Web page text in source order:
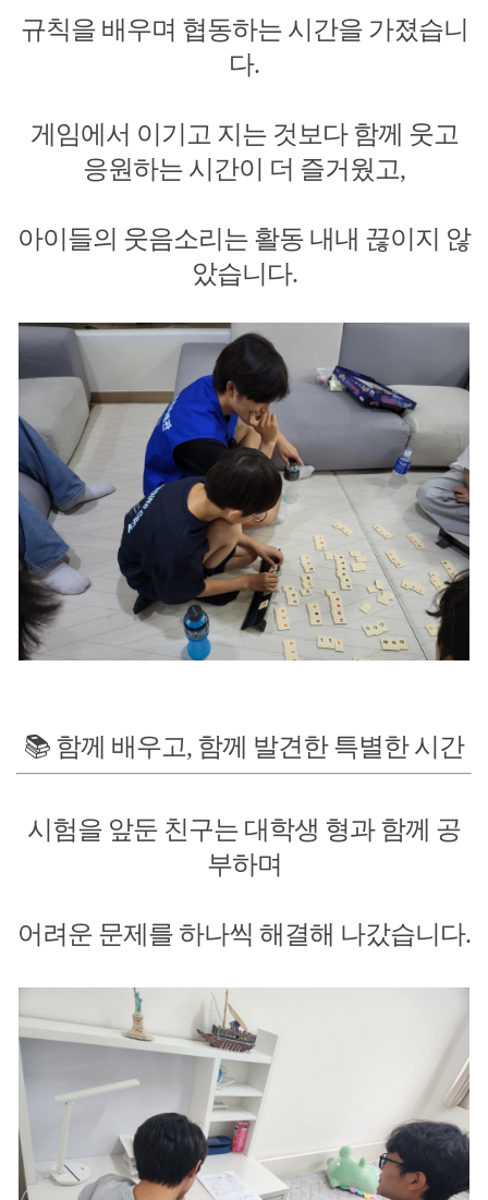
규칙을 배우며 협동하는 시간을 가졌습니
다.
게임에서 이기고 지는 것보다 함께 웃고
응원하는 시간이 더 즐거웠고,
아이들의 웃음소리는 활동 내내 끊이지 않
았습니다.
📚 함께 배우고, 함께 발견한 특별한 시간
시험을 앞둔 친구는 대학생 형과 함께 공
부하며
어려운 문제를 하나씩 해결해 나갔습니다.